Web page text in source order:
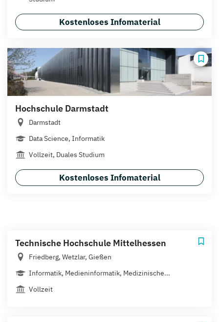
Kostenloses Infomaterial
Hochschule Darmstadt
Darmstadt
Data Science, Informatik
Vollzeit, Duales Studium
Kostenloses Infomaterial
Technische Hochschule Mittelhessen
Friedberg, Wetzlar, Gießen
Informatik, Medieninformatik, Medizinische...
Vollzeit